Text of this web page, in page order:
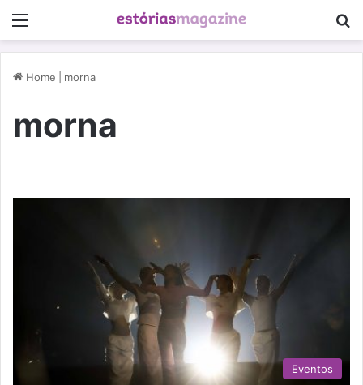
Home morna
morna
Eventos